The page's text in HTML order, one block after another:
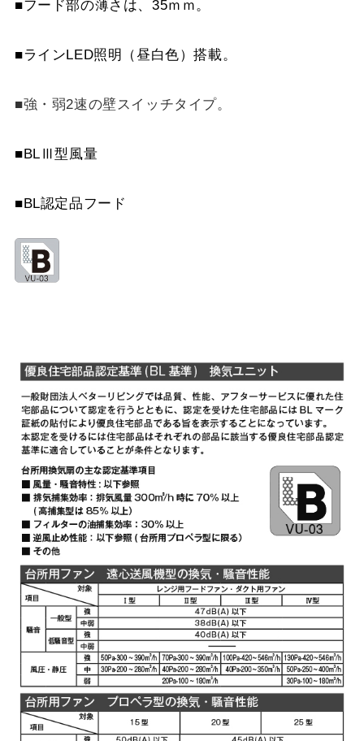
■フード部の薄さは、35ｍｍ。
■ラインLED照明（昼白色）搭載。
■強・弱2速の壁スイッチタイプ。
■BLⅢ型風量
■BL認定品フード